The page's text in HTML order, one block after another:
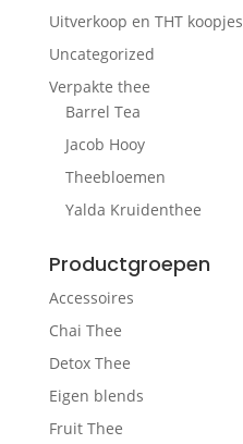
Uitverkoop en THT koopjes
Uncategorized
Verpakte thee
Barrel Tea
Jacob Hooy
Theebloemen
Yalda Kruidenthee
Productgroepen
Accessoires
Chai Thee
Detox Thee
Eigen blends
Fruit Thee